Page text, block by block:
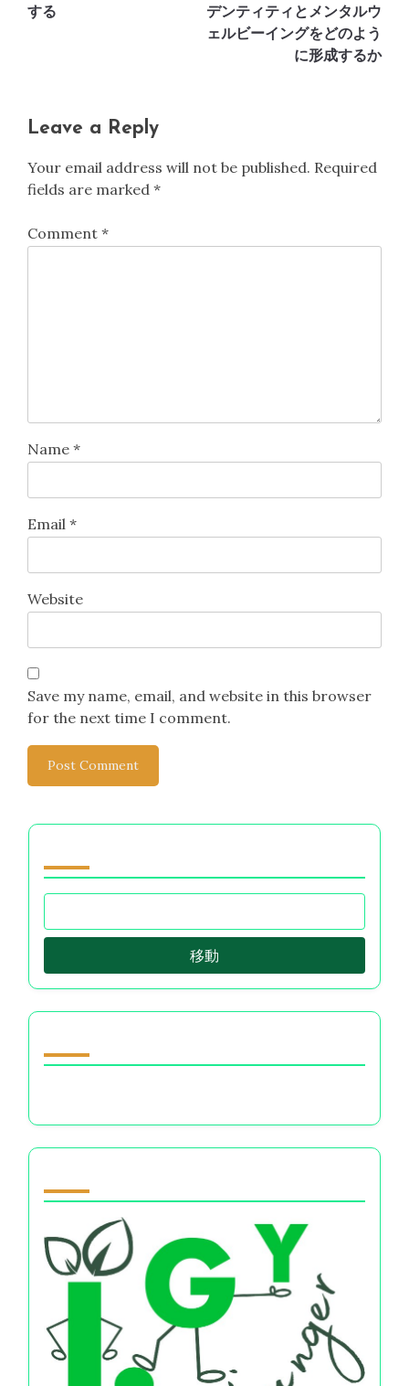
する
デンティティとメンタルウ
ェルビーイングをどのよう
に形成するか
Leave a Reply
Your email address will not be published. Required
fields are marked *
Comment *
Name *
Email *
Website
Save my name, email, and website in this browser
for the next time I comment.
移動